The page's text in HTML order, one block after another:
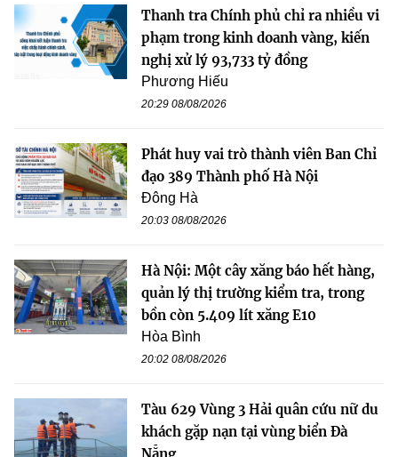
Thanh tra Chính phủ chỉ ra nhiều vi
phạm trong kinh doanh vàng, kiến
nghị xử lý 93,733 tỷ đồng
Phương Hiếu
20:29 08/08/2026
Phát huy vai trò thành viên Ban Chỉ
đạo 389 Thành phố Hà Nội
Đông Hà
20:03 08/08/2026
Hà Nội: Một cây xăng báo hết hàng,
quản lý thị trường kiểm tra, trong
bồn còn 5.409 lít xăng E10
Hòa Bình
20:02 08/08/2026
Tàu 629 Vùng 3 Hải quân cứu nữ du
khách gặp nạn tại vùng biển Đà
Nẵng